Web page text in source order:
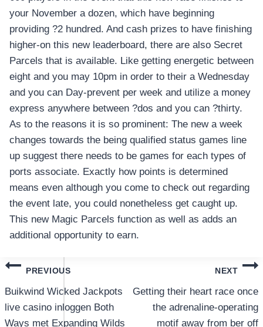
your November a dozen, which have beginning
providing ?2 hundred. And cash prizes to have finishing
higher-on this new leaderboard, there are also Secret
Parcels that is available. Like getting energetic between
eight and you may 10pm in order to their a Wednesday
and you can Day-prevent per week and utilize a money
express anywhere between ?dos and you can ?thirty.
As to the reasons it is so prominent: The new a week
changes towards the being qualified status games line
up suggest there needs to be games for each types of
ports associate. Exactly how points is determined
means even although you come to check out regarding
the event late, you could nonetheless get caught up.
This new Magic Parcels function as well as adds an
additional opportunity to earn.
แนะแนว
เรื่อง
PREVIOUS
Buikwind Wicked Jackpots
live casino inloggen Both
Ways met Expanding Wilds
NEXT
Getting their heart race once
the adrenaline-operating
motif away from ber off